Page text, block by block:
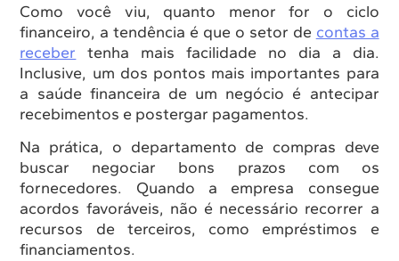
Como você viu, quanto menor for o ciclo
financeiro, a tendência é que o setor de contas a
receber tenha mais facilidade no dia a dia.
Inclusive, um dos pontos mais importantes para
a saúde financeira de um negócio é antecipar
recebimentos e postergar pagamentos.
Na prática, o departamento de compras deve
buscar negociar bons prazos com os
fornecedores. Quando a empresa consegue
acordos favoráveis, não é necessário recorrer a
recursos de terceiros, como empréstimos e
financiamentos.